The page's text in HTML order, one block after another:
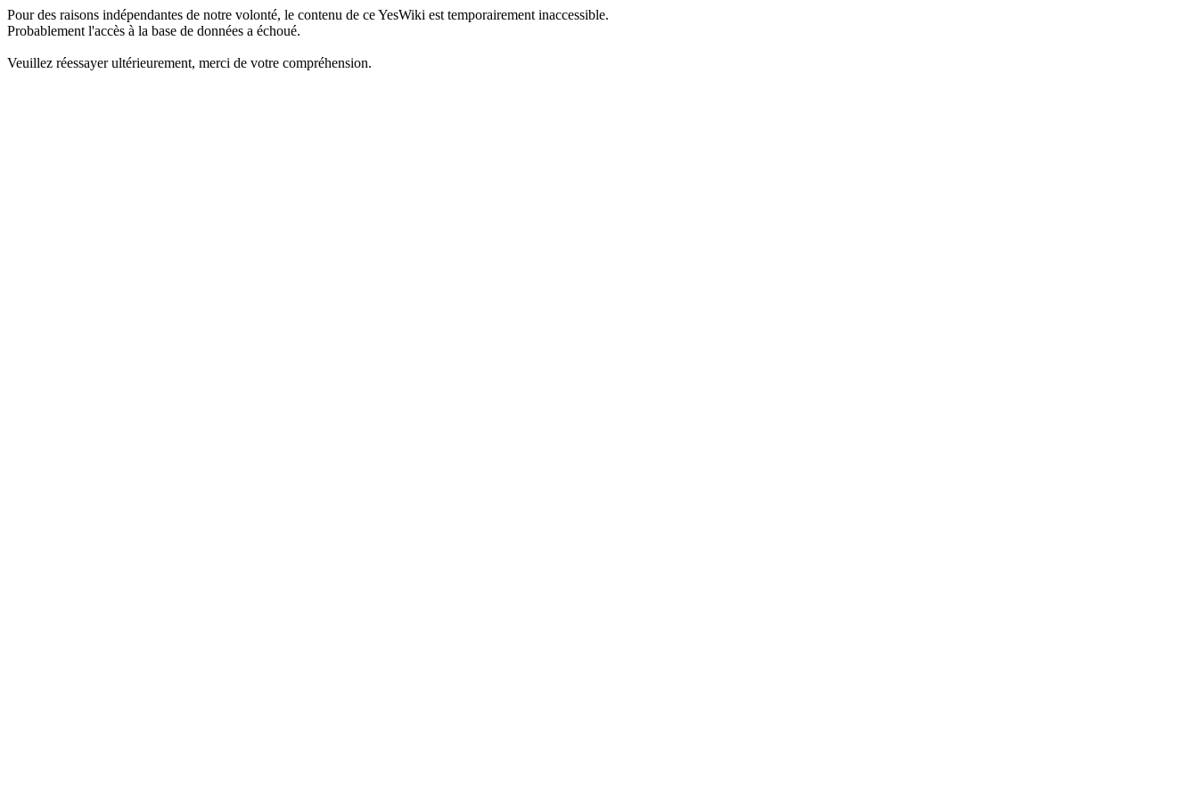
Pour des raisons indépendantes de notre volonté, le contenu de ce YesWiki est temporairement inaccessible.
Probablement l'accès à la base de données a échoué.
Veuillez réessayer ultérieurement, merci de votre compréhension.